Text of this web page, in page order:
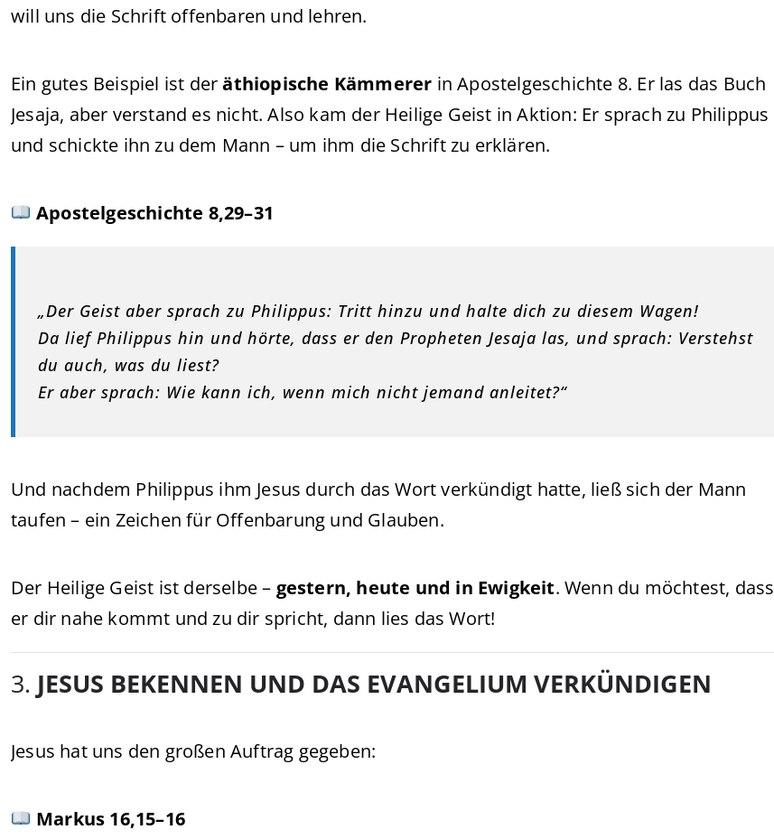
will uns die Schrift offenbaren und lehren.
Ein gutes Beispiel ist deräthiopische Kämmerer in Apostelgeschichte 8. Er las das Buch
Jesaja, aber verstand es nicht. Also kam der Heilige Geist in Aktion: Er sprach zu Philippus
und schickte ihn zu dem Mann – um ihm die Schrift zu erklären.
Apostelgeschichte 8,29–31
„Der Geist aber sprach zu Philippus: Tritt hinzu und halte dich zu diesem Wagen!
Da lief Philippus hin und hörte, dass er den Propheten Jesaja las, und sprach: Verstehst
du auch, was du liest?
Er aber sprach: Wie kann ich, wenn mich nicht jemand anleitet?“
Und nachdem Philippus ihm Jesus durch das Wort verkündigt hatte, ließ sich der Mann
taufen – ein Zeichen für Offenbarung und Glauben.
Der Heilige Geist ist derselbe – gestern, heute und in Ewigkeit. Wenn du möchtest, dass
er dir nahe kommt und zu dir spricht, dann lies das Wort!
3. JESUS BEKENNEN UND DAS EVANGELIUM VERKÜNDIGEN
Jesus hat uns den großen Auftrag gegeben:
Markus 16,15–16